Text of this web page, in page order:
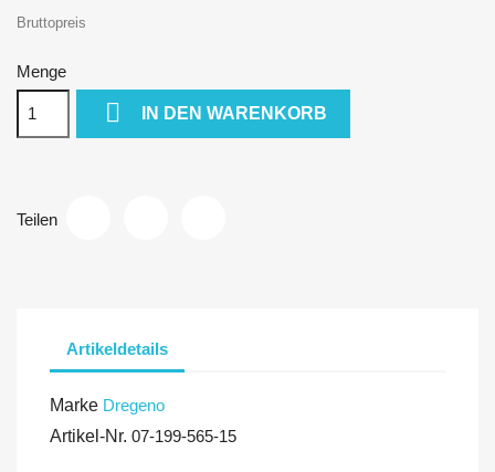
Bruttopreis
Menge
 IN DEN WARENKORB
Teilen
Artikeldetails
Marke Dregeno
Artikel-Nr. 07-199-565-15